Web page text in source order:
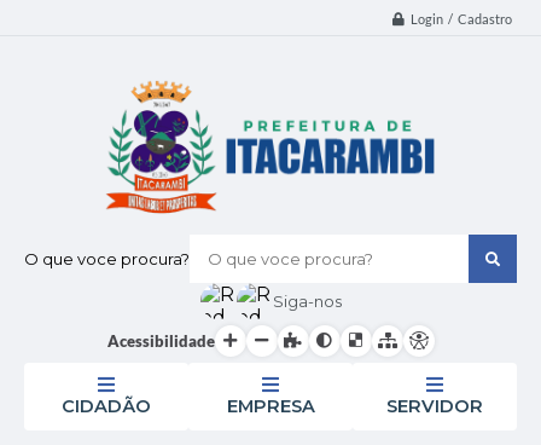
Login / Cadastro
O que voce procura?
Siga-nos
Acessibilidade
CIDADÃO EMPRESA SERVIDOR